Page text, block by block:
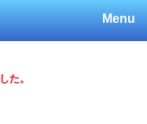
Menu
た。